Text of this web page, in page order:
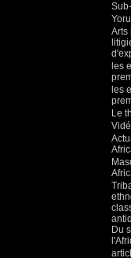
Arts
les
les
Le
Du